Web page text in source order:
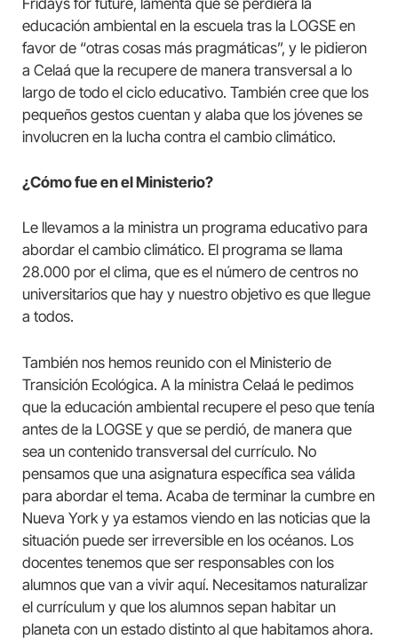
Fridays for future, lamenta que se perdiera la
educación ambiental en la escuela tras la LOGSE en
favor de “otras cosas más pragmáticas”, y le pidieron
a Celaá que la recupere de manera transversal a lo
largo de todo el ciclo educativo. También cree que los
pequeños gestos cuentan y alaba que los jóvenes se
involucren en la lucha contra el cambio climático.
¿Cómo fue en el Ministerio?
Le llevamos a la ministra un programa educativo para
abordar el cambio climático. El programa se llama
28.000 por el clima, que es el número de centros no
universitarios que hay y nuestro objetivo es que llegue
a todos.
También nos hemos reunido con el Ministerio de
Transición Ecológica. A la ministra Celaá le pedimos
que la educación ambiental recupere el peso que tenía
antes de la LOGSE y que se perdió, de manera que
sea un contenido transversal del currículo. No
pensamos que una asignatura específica sea válida
para abordar el tema. Acaba de terminar la cumbre en
Nueva York y ya estamos viendo en las noticias que la
situación puede ser irreversible en los océanos. Los
docentes tenemos que ser responsables con los
alumnos que van a vivir aquí. Necesitamos naturalizar
el currículum y que los alumnos sepan habitar un
planeta con un estado distinto al que habitamos ahora.